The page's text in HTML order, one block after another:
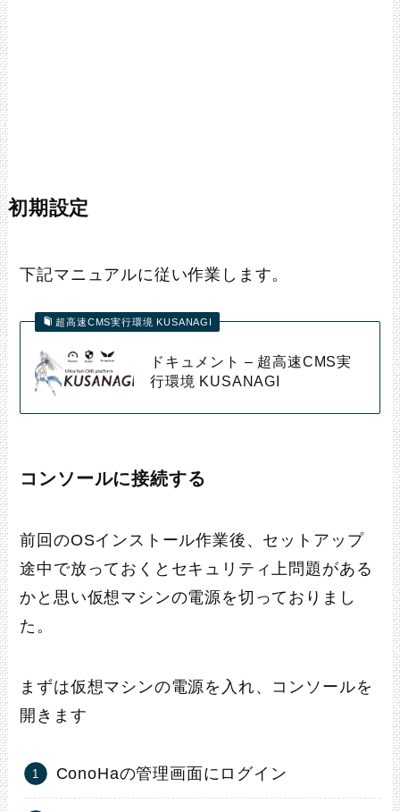
初期設定
下記マニュアルに従い作業します。
超高速CMS実行環境 KUSANAGI
ドキュメント – 超高速CMS実
行環境 KUSANAGI
コンソールに接続する
前回のOSインストール作業後、セットアップ
途中で放っておくとセキュリティ上問題がある
かと思い仮想マシンの電源を切っておりまし
た。
まずは仮想マシンの電源を入れ、コンソールを
開きます
ConoHaの管理画面にログイン